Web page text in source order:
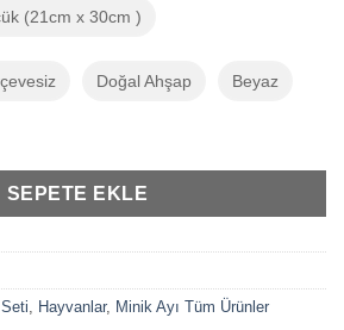
₺1.049,99
(21cm x 30cm )
Doğal Ahşap Beyaz
Dekorasyonu Sakız Patlatan Hayvanlar
SEPETE EKLE
Hayvanlar, Minik Ayı Tüm Ürünler